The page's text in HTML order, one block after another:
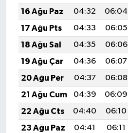
16 Ağu Paz
04:32 06:04
17 Ağu Pts
04:33 06:05
18 Ağu Sal
04:35 06:06
19 Ağu Çar
04:36 06:07
20 Ağu Per
04:37 06:08
21 Ağu Cum
04:39 06:09
22 Ağu Cts
04:40 06:10
23 Ağu Paz
04:41 06:11